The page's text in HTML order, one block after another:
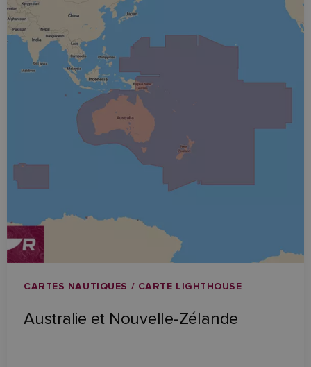
CARTES NAUTIQUES / CARTE LIGHTHOUSE
Australie et Nouvelle-Zélande